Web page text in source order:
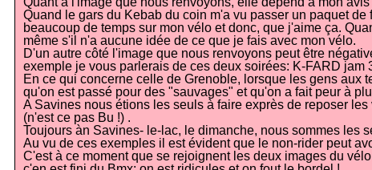
Quand le gars du Kebab du coin m'a vu passer un paquet
beaucoup de temps sur mon vélo et donc, que j'aime ça.
même s'il n'a aucune idée de ce que je fais avec mon vélo.
D'un autre côté l'image que nous renvoyons peut être
exemple je vous parlerais de ces deux soirées: K-FARD jam
En ce qui concerne celle de Grenoble, lorsque les gens aux
qu'on est passé pour des "sauvages" et qu'on a fait peur à
A Savines nous étions les seuls à faire exprès de reposer
(n'est ce pas Bu !) .
Toujours àn Savines- le-lac, le dimanche, nous sommes les
Au vu de ces exemples il est évident que le non-rider peut
C'est à ce moment que se rejoignent les deux images du